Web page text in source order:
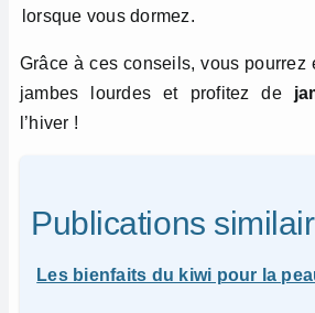
lorsque vous dormez.
Grâce à ces conseils, vous pourrez
jambes lourdes et profitez de
l’hiver !
Publications
Les bienfaits du kiwi pour la